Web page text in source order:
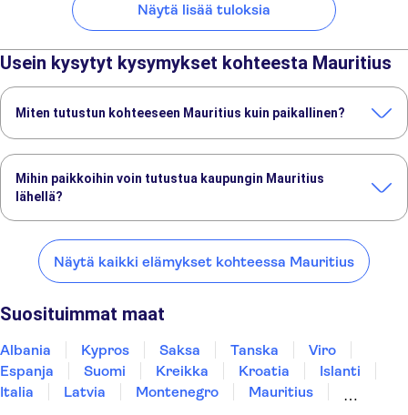
Näytä lisää tuloksia
Usein kysytyt kysymykset kohteesta Mauritius
Miten tutustun kohteeseen Mauritius kuin paikallinen?
Etelä-Mauritiuksen retki Chamarel Geoparkin ja Grand Bassinin kera
Pohjois-Mauritiuksen kierros sisältäen sokeritehtaan ja kasvitieteellisen puutarhan
Mihin paikkoihin voin tutustua kaupungin Mauritius
lähellä?
lähellä:
La Digue Praslin Zanzibar
Näytä kaikki elämykset kohteessa Mauritius
Suosituimmat maat
Albania Kypros Saksa Tanska
Viro
Espanja
Suomi Kreikka Kroatia
Islanti
Italia
Latvia Montenegro
Mauritius